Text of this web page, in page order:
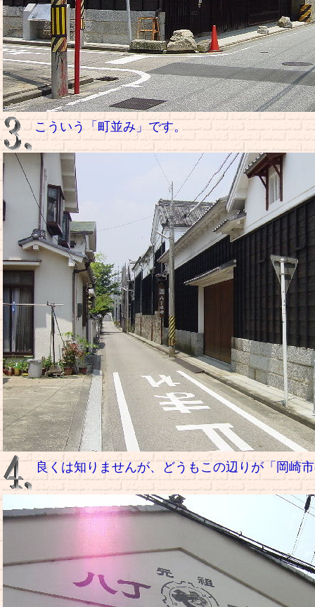
こういう「町並み」です。
良くは知りませんが、どうもこの辺りが「岡崎